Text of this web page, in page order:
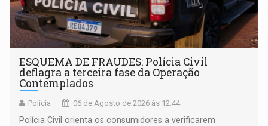
ESQUEMA DE FRAUDES: Polícia Civil
deflagra a terceira fase da Operação
Contemplados
Polícia 06 de Agosto de 2026 às 12:44
Polícia Civil orienta os consumidores a verificarem